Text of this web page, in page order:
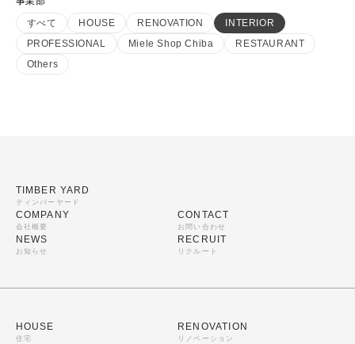
すべて
HOUSE RENOVATION
INTERIOR
PROFESSIONAL
Miele Shop Chiba
RESTAURANT
Others
TIMBER YARD
ティンバーヤード
COMPANY
会社概要
NEWS
お知らせ
CONTACT
お問い合わせ
RECRUIT
リクルート
HOUSE
住宅
RENOVATION
リノベーション